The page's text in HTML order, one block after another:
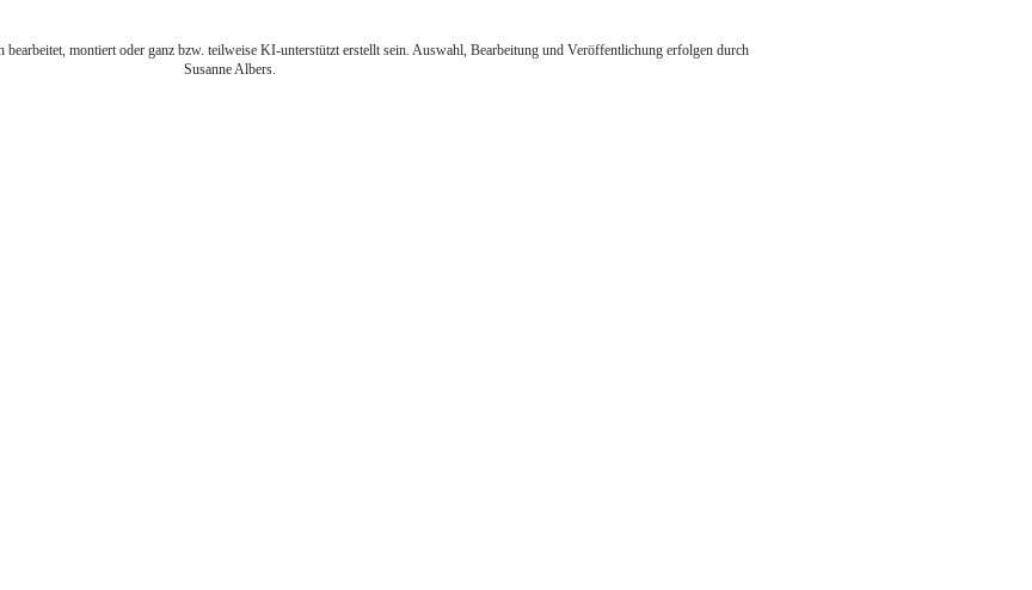
montiert oder ganz bzw. teilweise KI-unterstützt erstellt sein. Auswahl, Bearbeitung und Veröffentlichung erfolgen durch
Susanne Albers.